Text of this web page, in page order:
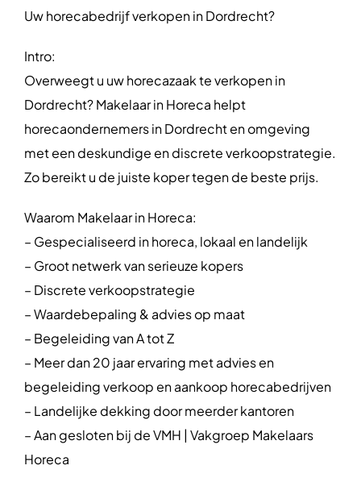
Uw horecabedrijf verkopen in Dordrecht?
Intro:
Overweegt u uw horecazaak te verkopen in
Dordrecht? Makelaar in Horeca helpt
horecaondernemers in Dordrecht en omgeving
met een deskundige en discrete verkoopstrategie.
Zo bereikt u de juiste koper tegen de beste prijs.
Waarom Makelaar in Horeca:
– Gespecialiseerd in horeca, lokaal en landelijk
– Groot netwerk van serieuze kopers
– Discrete verkoopstrategie
– Waardebepaling & advies op maat
– Begeleiding van A tot Z
– Meer dan 20 jaar ervaring met advies en
begeleiding verkoop en aankoop horecabedrijven
– Landelijke dekking door meerder kantoren
– Aan gesloten bij de VMH | Vakgroep Makelaars
Horeca